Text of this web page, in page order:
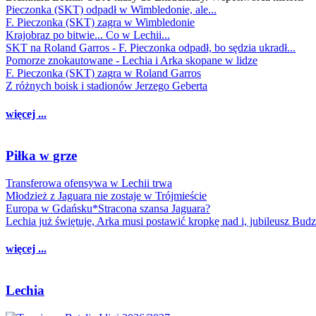
Pieczonka (SKT) odpadł w Wimbledonie, ale...
F. Pieczonka (SKT) zagra w Wimbledonie
Krajobraz po bitwie... Co w Lechii...
SKT na Roland Garros - F. Pieczonka odpadł, bo sędzia ukradł...
Pomorze znokautowane - Lechia i Arka skopane w lidze
F. Pieczonka (SKT) zagra w Roland Garros
Z różnych boisk i stadionów Jerzego Geberta
więcej ...
Piłka w grze
Transferowa ofensywa w Lechii trwa
Młodzież z Jaguara nie zostaje w Trójmieście
Europa w Gdańsku*Stracona szansa Jaguara?
Lechia już świętuje, Arka musi postawić kropkę nad i, jubileusz
więcej ...
Lechia